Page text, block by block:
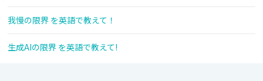
我慢の限界 を英語で教えて！
生成AIの限界 を英語で教えて!